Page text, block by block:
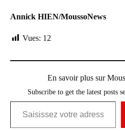
Annick HIEN/MoussoNews
Vues: 12
En savoir plus sur
Subscribe to get the latest posts
Saisissez votre adresse e-mail…